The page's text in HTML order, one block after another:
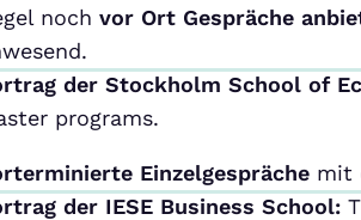
noch vor Ort Gespräche
der Stockholm School of
programs.
Einzelgesprächemit
der IESE Business School: